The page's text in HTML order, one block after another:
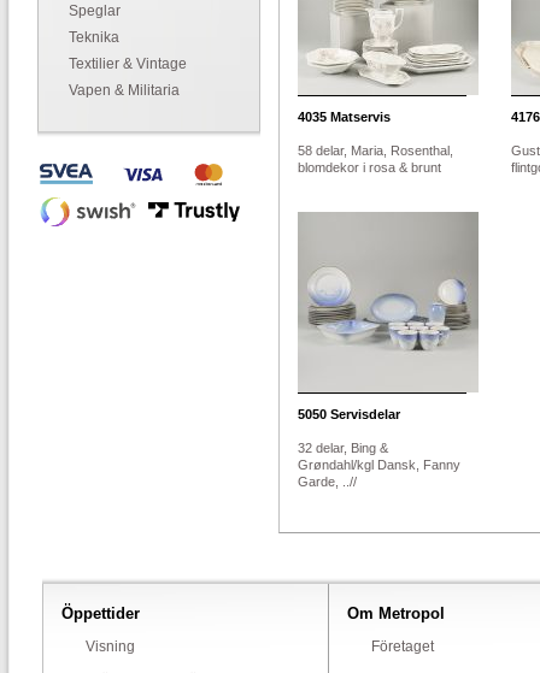
Speglar
Teknika
Textilier & Vintage
Vapen & Militaria
4035 Matservis
58 delar, Maria, Rosenthal,
blomdekor i rosa & brunt
4176
5050 Servisdelar
32 delar, Bing &
Grøndahl/kgl Dansk, Fanny
Garde, ..//
Öppettider
Visning
Om Metropol
Företaget